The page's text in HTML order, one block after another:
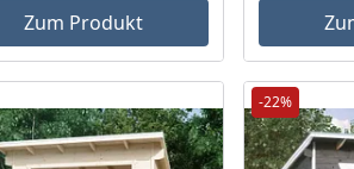
Zum Produkt
-22%